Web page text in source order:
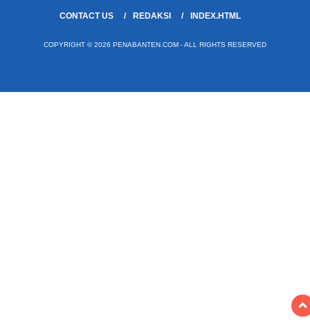
CONTACT US REDAKSI INDEX.HTML
COPYRIGHT © 2026 PENABANTEN.COM - ALL RIGHTS RESERVED